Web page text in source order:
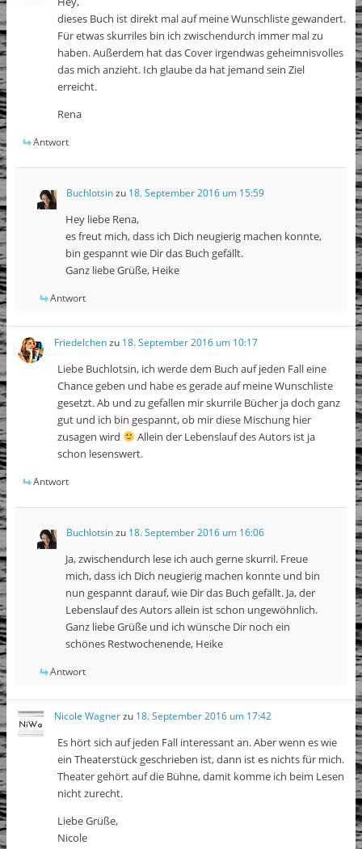
dieses Buch ist direkt mal auf meine Wunschliste gewandert.
Für etwas skurriles bin ich zwischendurch immer mal zu
haben. Außerdem hat das Cover irgendwas geheimnisvolles
das mich anzieht. Ich glaube da hat jemand sein Ziel
erreicht.
Rena
Antwort
Buchlotsinzu 18. September 2016 um 15:59
Hey liebe Rena,
es freut mich, dass ich Dich neugierig machen konnte,
bin gespannt wie Dir das Buch gefällt.
Ganz liebe Grüße, Heike
Antwort
Friedelchenzu 18. September 2016 um 10:17
Liebe Buchlotsin, ich werde dem Buch auf jeden Fall eine
Chance geben und habe es gerade auf meine Wunschliste
gesetzt. Ab und zu gefallen mir skurrile Bücher ja doch ganz
gut und ich bin gespannt, ob mir diese Mischung hier
zusagen wird
Allein der Lebenslauf des Autors ist ja
schon lesenswert.
Antwort
Buchlotsinzu 18. September 2016 um 16:06
Ja, zwischendurch lese ich auch gerne skurril. Freue
mich, dass ich Dich neugierig machen konnte und bin
nun gespannt darauf, wie Dir das Buch gefällt. Ja, der
Lebenslauf des Autors allein ist schon ungewöhnlich.
Ganz liebe Grüße und ich wünsche Dir noch ein
schönes Restwochenende, Heike
Antwort
Nicole Wagnerzu 18. September 2016 um 17:42
Es hört sich auf jeden Fall interessant an. Aber wenn es wie
ein Theaterstück geschrieben ist, dann ist es nichts für mich.
Theater gehört auf die Bühne, damit komme ich beim Lesen
nicht zurecht.
Liebe Grüße,
Nicole